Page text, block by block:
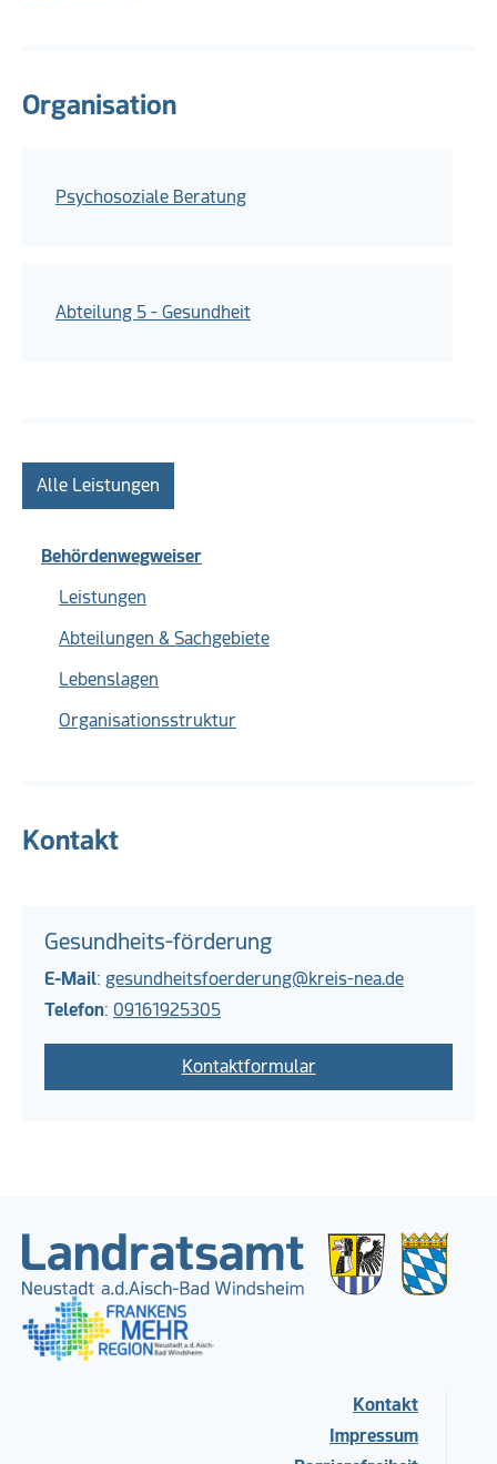
Organisation
Psychosoziale Beratung
Abteilung 5 - Gesundheit
Alle Leistungen
Behördenwegweiser
Leistungen
Abteilungen & Sachgebiete
Lebenslagen
Organisationsstruktur
Kontakt
Gesundheits-förderung
E-Mail: gesundheitsfoerderung@kreis-nea.de
Telefon: 09161925305
Kontaktformular
Kontakt
Impressum